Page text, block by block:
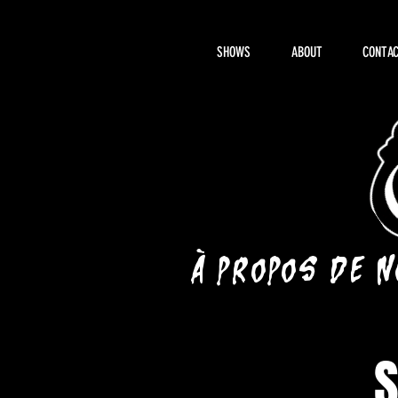
SHOWS ABOUT
À propos de